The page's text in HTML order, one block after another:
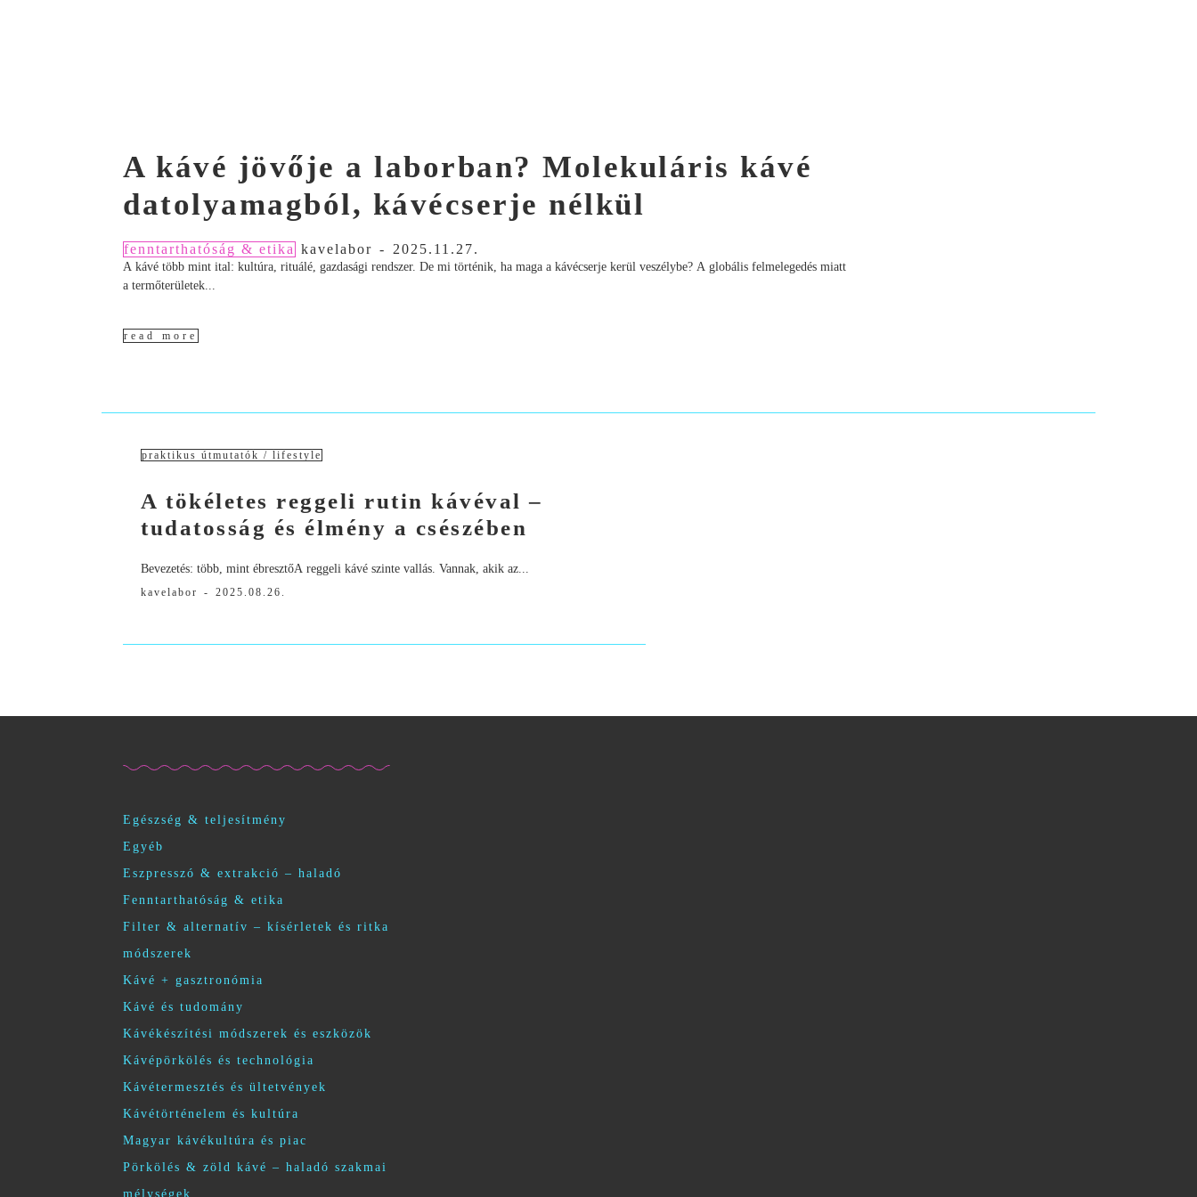
A kávé jövője a laborban? Molekuláris kávé
datolyamagból, kávécserje nélkül
fenntarthatóság & etika kavelabor - 2025.11.27.
A kávé több mint ital: kultúra, rituálé, gazdasági rendszer. De mi történik, ha maga a kávécserje kerül veszélybe? A globális felmelegedés miatt
a termőterületek...
read more
praktikus útmutatók / lifestyle
A tökéletes reggeli rutin kávéval –
tudatosság és élmény a csészében
Bevezetés: több, mint ébresztőA reggeli kávé szinte vallás. Vannak, akik az...
kavelabor - 2025.08.26.
Egészség & teljesítmény
Egyéb
Eszpresszó & extrakció – haladó
Fenntarthatóság & etika
Filter & alternatív – kísérletek és ritka
módszerek
Kávé + gasztronómia
Kávé és tudomány
Kávékészítési módszerek és eszközök
Kávépörkölés és technológia
Kávétermesztés és ültetvények
Kávétörténelem és kultúra
Magyar kávékultúra és piac
Pörkölés & zöld kávé – haladó szakmai
mélységek